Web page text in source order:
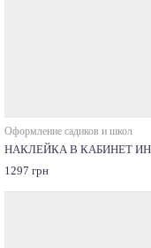
Оформление садиков и школ
НАКЛЕЙКА В КАБИНЕТ
1297 грн